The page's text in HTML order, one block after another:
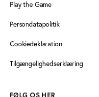
Play the Game
Persondatapolitik
Cookiedeklaration
Tilgængelighedserklæring
FØLG OS HER